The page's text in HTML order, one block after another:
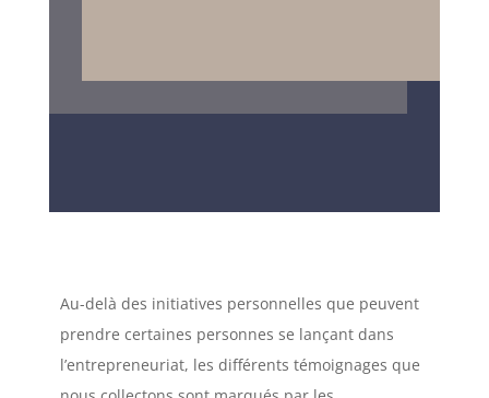
Au-delà des initiatives personnelles que peuvent
prendre certaines personnes se lançant dans
l’entrepreneuriat, les différents témoignages que